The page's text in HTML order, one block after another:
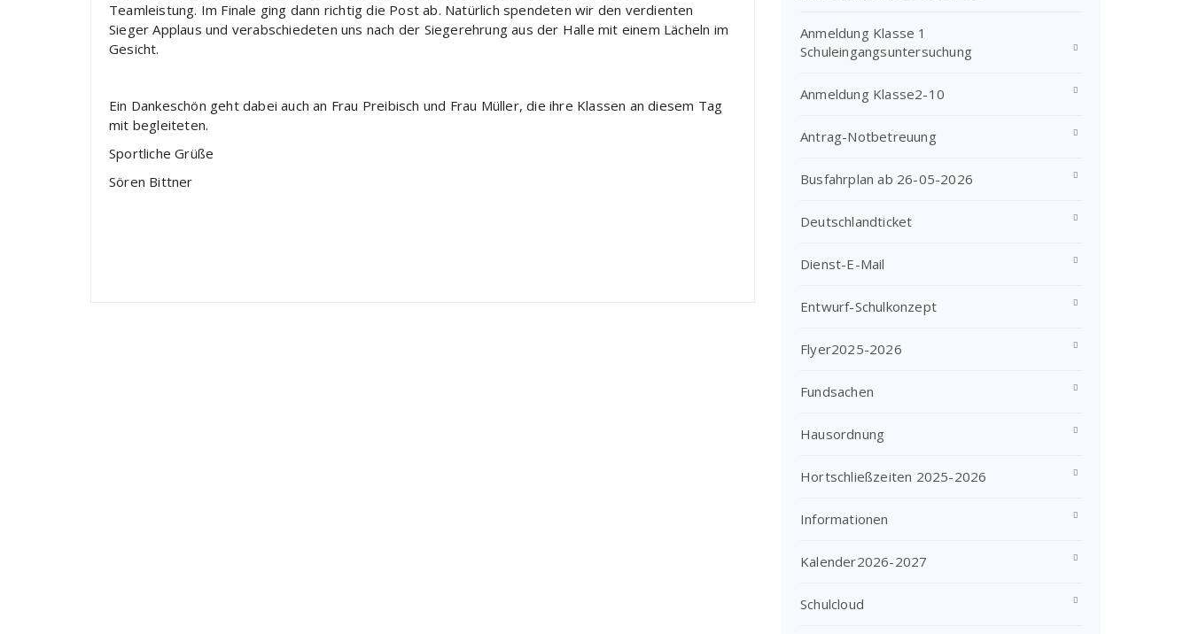
Teamleistung. Im Finale ging dann richtig die Post ab. Natürlich spendeten wir den verdienten
Sieger Applaus und verabschiedeten uns nach der Siegerehrung aus der Halle mit einem Lächeln im
Gesicht.
Ein Dankeschön geht dabei auch an Frau Preibisch und Frau Müller, die ihre Klassen an diesem Tag
mit begleiteten.
Sportliche Grüße
Sören Bittner
Anmeldung Klasse 1
Schuleingangsuntersuchung
Anmeldung Klasse2-10
Antrag-Notbetreuung
Busfahrplan ab 26-05-2026
Deutschlandticket
Dienst-E-Mail
Entwurf-Schulkonzept
Flyer2025-2026
Fundsachen
Hausordnung
Hortschließzeiten 2025-2026
Informationen
Kalender2026-2027
Schulcloud